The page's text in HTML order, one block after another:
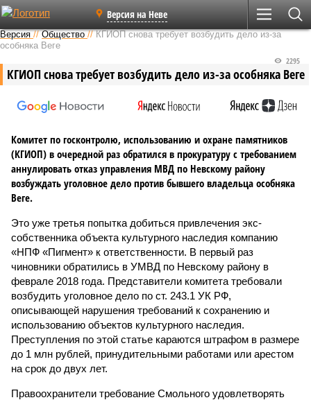
Версия на Неве
Версия //Общество //КГИОП снова требует возбудить дело из-за
особняка Веге
КГИОП снова требует возбудить дело из-за особняка Веге
2295
Комитет по госконтролю, использованию и охране памятников
(КГИОП) в очередной раз обратился в прокуратуру с требованием
аннулировать отказ управления МВД по Невскому району
возбуждать уголовное дело против бывшего владельца особняка
Веге.
Это уже третья попытка добиться привлечения экс-
собственника объекта культурного наследия компанию
«НПФ «Пигмент» к ответственности. В первый раз
чиновники обратились в УМВД по Невскому району в
феврале 2018 года. Представители комитета требовали
возбудить уголовное дело по ст. 243.1 УК РФ,
описывающей нарушения требований к сохранению и
использованию объектов культурного наследия.
Преступления по этой статье караются штрафом в размере
до 1 млн рублей, принудительными работами или арестом
на срок до двух лет.
Правоохранители требование Смольного удовлетворять